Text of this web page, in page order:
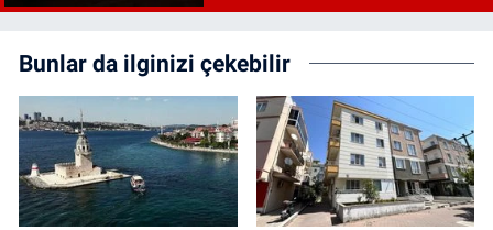
Bunlar da ilginizi çekebilir